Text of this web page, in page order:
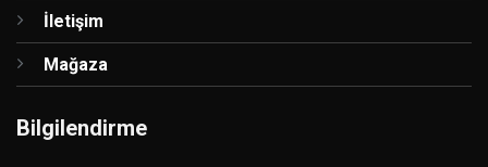
İletişim
Mağaza
Bilgilendirme